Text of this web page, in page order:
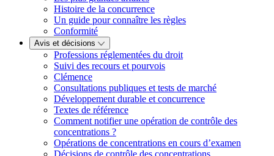
Histoire de la concurrence
Un guide pour connaître les règles
Conformité
Avis et décisions
Professions réglementées du droit
Suivi des recours et pourvois
Clémence
Consultations publiques et tests de marché
Développement durable et concurrence
Textes de référence
Comment notifier une opération de contrôle des
concentrations ?
Opérations de concentrations en cours d’examen
Décisions de contrôle des concentrations